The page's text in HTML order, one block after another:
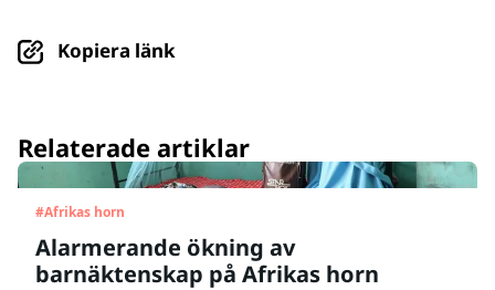
Kopiera länk
Relaterade artiklar
#Afrikas horn
Alarmerande ökning av
barnäktenskap på Afrikas horn